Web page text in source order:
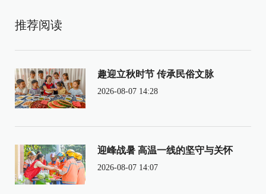
推荐阅读
趣迎立秋时节 传承民俗文脉
2026-08-07 14:28
迎峰战暑 高温一线的坚守与关怀
2026-08-07 14:07